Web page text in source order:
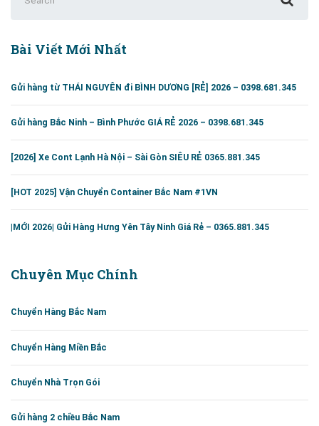
for:
Bài Viết Mới Nhất
Gửi hàng từ THÁI NGUYÊN đi BÌNH DƯƠNG [RẺ] 2026 – 0398.681.345
Gửi hàng Bắc Ninh – Bình Phước GIÁ RẺ 2026 – 0398.681.345
[2026] Xe Cont Lạnh Hà Nội – Sài Gòn SIÊU RẺ 0365.881.345
[HOT 2025] Vận Chuyển Container Bắc Nam #1VN
|MỚI 2026| Gửi Hàng Hưng Yên Tây Ninh Giá Rẻ – 0365.881.345
Chuyên Mục Chính
Chuyển Hàng Bắc Nam
Chuyển Hàng Miền Bắc
Chuyển Nhà Trọn Gói
Gửi hàng 2 chiều Bắc Nam